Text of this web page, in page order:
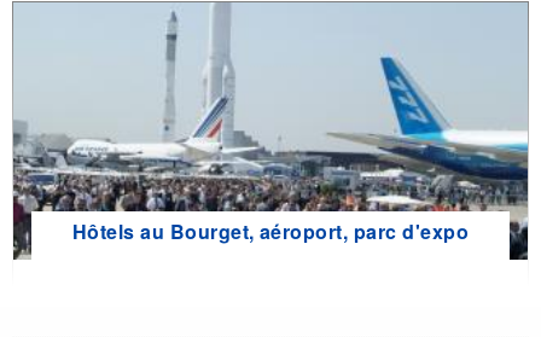
Hôtels au Bourget, aéroport, parc d'expo